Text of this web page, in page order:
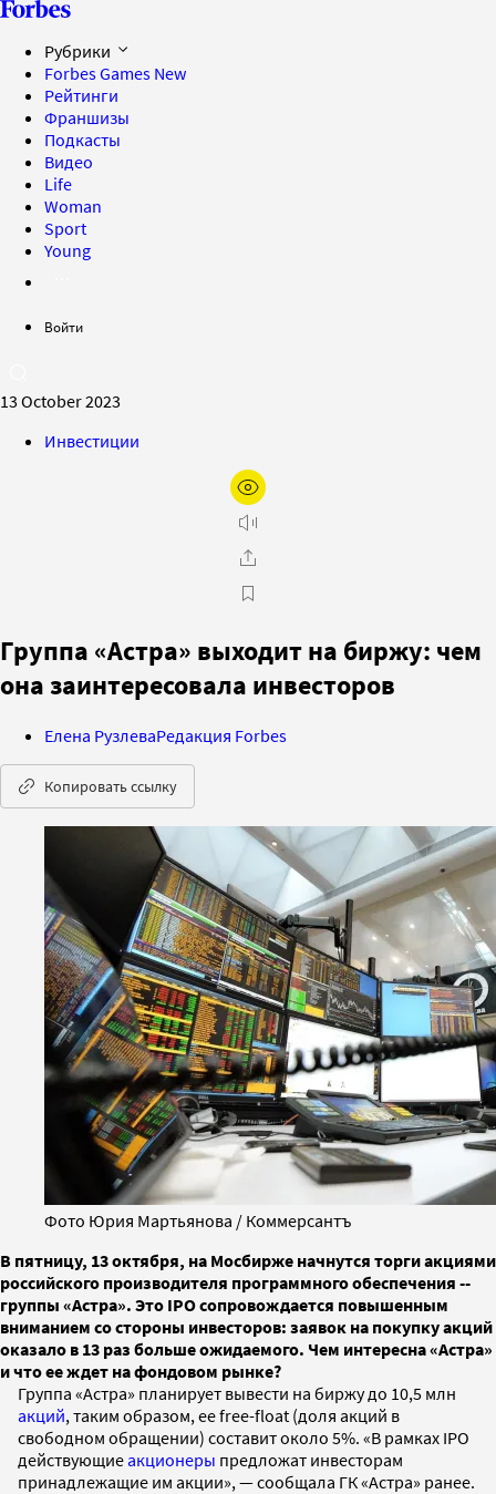
Рубрики
Forbes Games New
Рейтинги
Франшизы
Подкасты
Видео
Life
Woman
Sport
Young
Войти
13 October 2023
Инвестиции
Группа «Астра» выходит на биржу: чем
она заинтересовала инвесторов
Елена РузлеваРедакция Forbes
Копировать ссылку
Фото Юрия Мартьянова / Коммерсантъ
В пятницу, 13 октября, на Мосбирже начнутся торги акциями
российского производителя программного обеспечения --
группы «Астра». Это IPO сопровождается повышенным
вниманием со стороны инвесторов: заявок на покупку акций
оказало в 13 раз больше ожидаемого. Чем интересна «Астра»
и что ее ждет на фондовом рынке?
Группа «Астра» планирует вывести на биржу до 10,5 млн
акций, таким образом, ее free-float (доля акций в
свободном обращении) составит около 5%. «В рамках IPO
действующиеакционеры предложат инвесторам
принадлежащие им акции», — сообщала ГК «Астра» ранее.